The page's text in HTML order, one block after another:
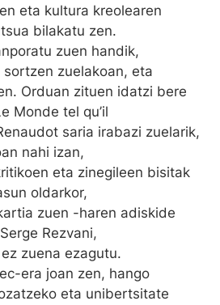
eta kultura kreolearen
bilakatu zen.
zuen handik,
zuelakoan, eta
Orduan zituen idatzi bere
Monde tel qu’il
saria irabazi zuelarik,
nahi izan,
eta zinegileen bisitak
oldarkor,
zuen -haren adiskide
Rezvani,
zuena ezagutu.
era joan zen, hango
eta unibertsitate